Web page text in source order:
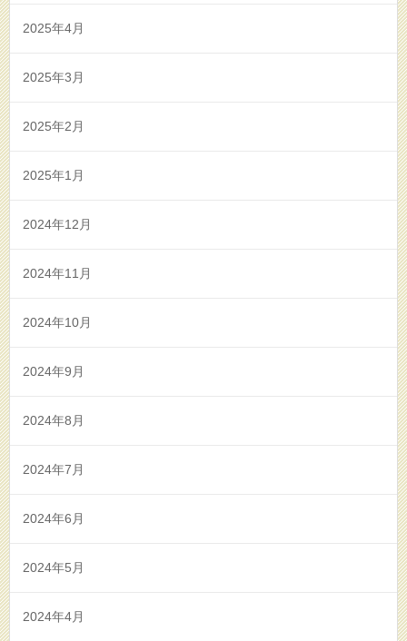
2025年4月
2025年3月
2025年2月
2025年1月
2024年12月
2024年11月
2024年10月
2024年9月
2024年8月
2024年7月
2024年6月
2024年5月
2024年4月